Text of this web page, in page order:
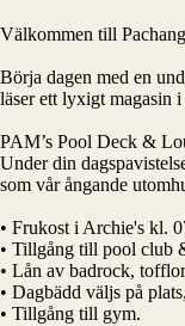
Välkommen till
Börja dagen med en
läser ett lyxigt magasin
PAM’s Pool Deck &
Under din
som vår ångande
• Frukost i Archie's kl.
• Tillgång till pool club
• Lån av badrock,
• Dagbädd väljs på
• Tillgång till gym.